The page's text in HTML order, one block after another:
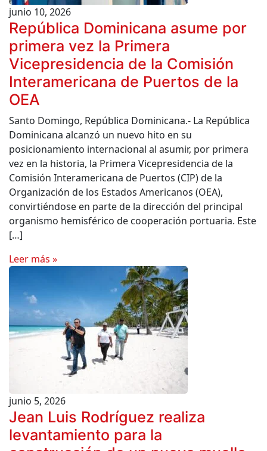
junio 10, 2026
República Dominicana asume por
primera vez la Primera
Vicepresidencia de la Comisión
Interamericana de Puertos de la
OEA
Santo Domingo, República Dominicana.- La República
Dominicana alcanzó un nuevo hito en su
posicionamiento internacional al asumir, por primera
vez en la historia, la Primera Vicepresidencia de la
Comisión Interamericana de Puertos (CIP) de la
Organización de los Estados Americanos (OEA),
convirtiéndose en parte de la dirección del principal
organismo hemisférico de cooperación portuaria. Este
[…]
Leer más »
junio 5, 2026
Jean Luis Rodríguez realiza
levantamiento para la